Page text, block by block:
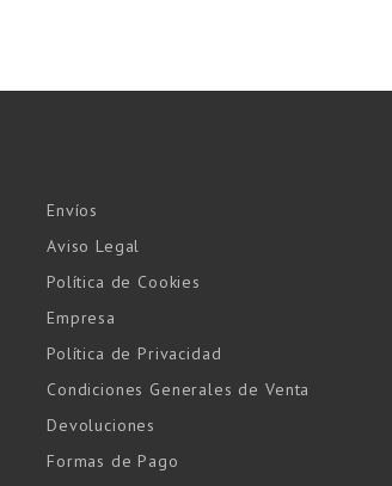
Envíos
Aviso Legal
Política de Cookies
Empresa
Política de Privacidad
Condiciones Generales de Venta
Devoluciones
Formas de Pago